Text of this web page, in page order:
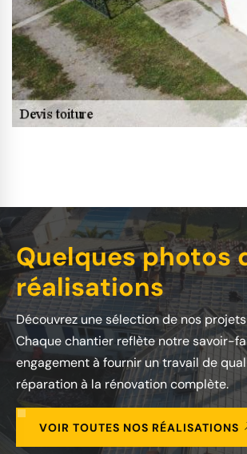
Quelques photos
réalisations
Découvrez une sélection de nos
Chaque chantier reflète notre savoir-
engagement à fournir un travail de
réparation à la rénovation complète.
VOIR TOUTES NOS RÉALISATIONS